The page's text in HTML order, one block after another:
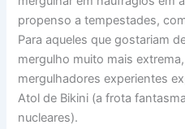
propenso a tempestades,
Para aqueles que gostariam
mergulho muito mais
mergulhadores experientes
Atol de Bikini (a frota
nucleares).